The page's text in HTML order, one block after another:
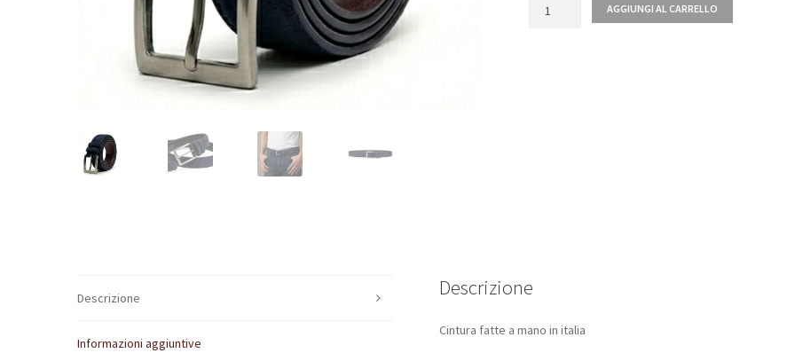
AGGIUNGI AL CARRELLO
Descrizione
Informazioni aggiuntive
Descrizione
Cintura fatte a mano in italia